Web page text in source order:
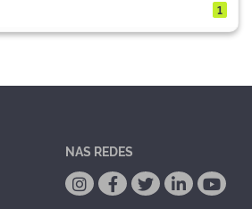
1
NAS REDES